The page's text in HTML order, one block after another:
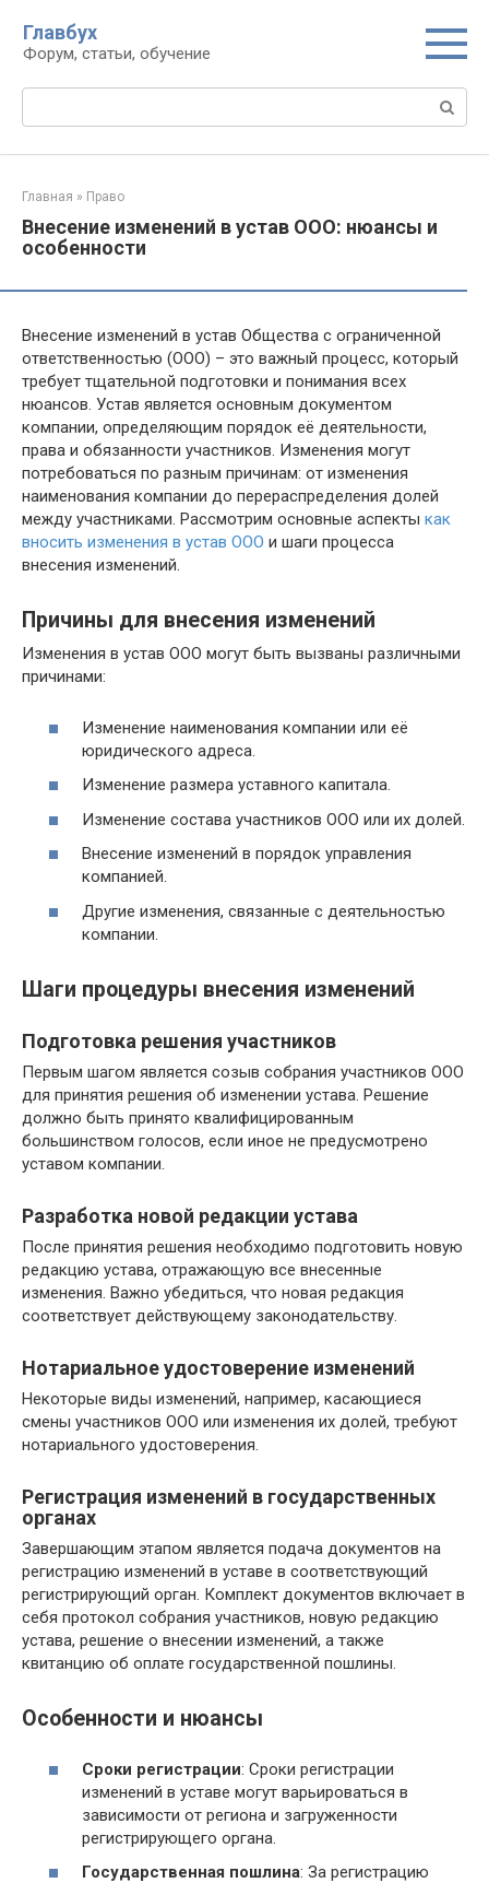
контенту
Главбух
Форум, статьи, обучение
Главная » Право
Внесение изменений в устав ООО: нюансы и
особенности
Внесение изменений в устав Общества с ограниченной
ответственностью (ООО) – это важный процесс, который
требует тщательной подготовки и понимания всех
нюансов. Устав является основным документом
компании, определяющим порядок её деятельности,
права и обязанности участников. Изменения могут
потребоваться по разным причинам: от изменения
наименования компании до перераспределения долей
между участниками. Рассмотрим основные аспекты как
вносить изменения в устав ООО и шаги процесса
внесения изменений.
Причины для внесения изменений
Изменения в устав ООО могут быть вызваны различными
причинами:
Изменение наименования компании или её
юридического адреса.
Изменение размера уставного капитала.
Изменение состава участников ООО или их долей.
Внесение изменений в порядок управления
компанией.
Другие изменения, связанные с деятельностью
компании.
Шаги процедуры внесения изменений
Подготовка решения участников
Первым шагом является созыв собрания участников ООО
для принятия решения об изменении устава. Решение
должно быть принято квалифицированным
большинством голосов, если иное не предусмотрено
уставом компании.
Разработка новой редакции устава
После принятия решения необходимо подготовить новую
редакцию устава, отражающую все внесенные
изменения. Важно убедиться, что новая редакция
соответствует действующему законодательству.
Нотариальное удостоверение изменений
Некоторые виды изменений, например, касающиеся
смены участников ООО или изменения их долей, требуют
нотариального удостоверения.
Регистрация изменений в государственных
органах
Завершающим этапом является подача документов на
регистрацию изменений в уставе в соответствующий
регистрирующий орган. Комплект документов включает в
себя протокол собрания участников, новую редакцию
устава, решение о внесении изменений, а также
квитанцию об оплате государственной пошлины.
Особенности и нюансы
Сроки регистрации: Сроки регистрации
изменений в уставе могут варьироваться в
зависимости от региона и загруженности
регистрирующего органа.
Государственная пошлина: За регистрацию